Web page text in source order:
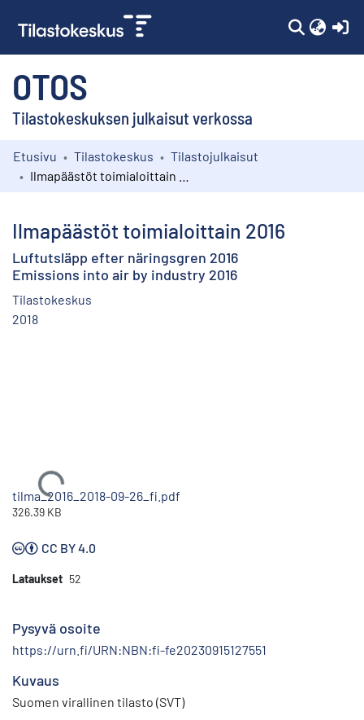
OTOS
Tilastokeskuksen julkaisut verkossa
Kokoelmat
Etusivu Tilastokeskus
Tilastojulkaisut
Ilmapäästöt toimialoittain 2016
Luftutsläpp efter näringsgren 2016
Emissions into air by industry 2016
Tilastokeskus
2018
Ladataan...
tilma_2016_2018-09-26_fi.pdf
326.39 KB
CC BY 4.0
Lataukset 52
Pysyvä osoite
https://urn.fi/URN:NBN:fi-fe20230915127551
Kuvaus
Suomen virallinen tilasto (SVT)